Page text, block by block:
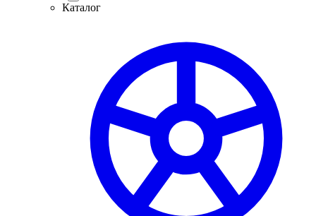
Каталог